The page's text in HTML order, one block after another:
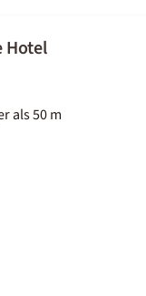
Hotel
als 50 m